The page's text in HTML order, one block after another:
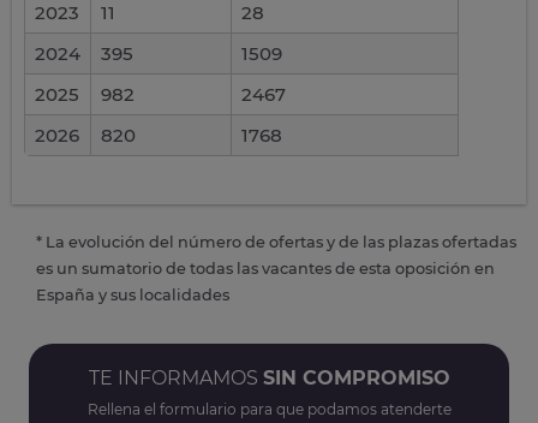
2023
11
28
2024
395
1509
2025
982
2467
2026
820 1768
* La evolución del número de ofertas y de las plazas ofertadas
es un sumatorio de todas las vacantes de esta oposición en
España y sus localidades
TE INFORMAMOS SIN COMPROMISO
Rellena el formulario para que podamos atenderte